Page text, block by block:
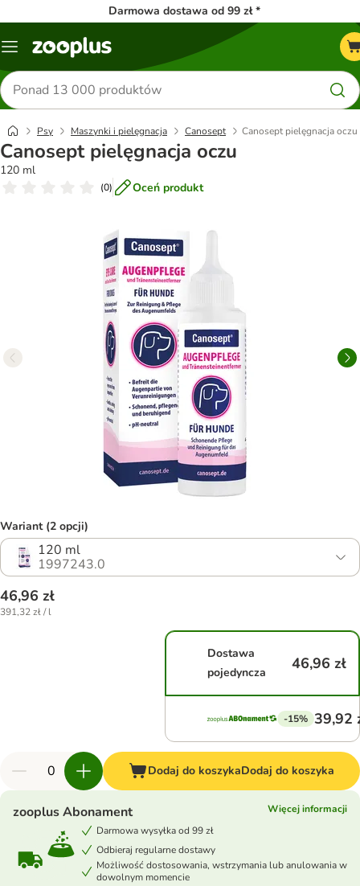
Darmowa dostawa od 99 zł *
Menu
Szukaj
produktów
Psy Maszynki i pielęgnacja Canosept Canosept pielęgnacja oczu
Canosept pielęgnacja oczu
120 ml
(0) Oceń produkt
Wariant (2 opcji)
120 ml
1997243.0
46,96 zł
391,32 zł / l
Dostawa
pojedyncza
46,96 zł
-15% 39,92
Dodaj do koszykaDodaj do koszyka
zooplus Abonament
Więcej informacji
Darmowa wysyłka od 99 zł
Odbieraj regularne dostawy
Możliwość dostosowania, wstrzymania lub anulowania w
dowolnym momencie